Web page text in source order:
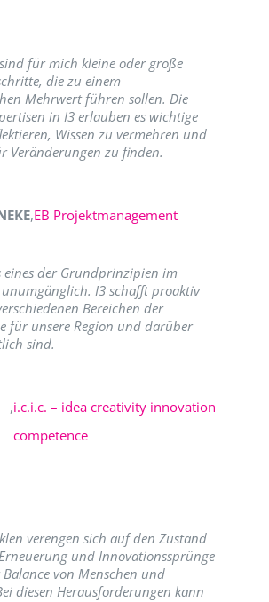
für mich kleine oder große
die zu einem
Mehrwert führen sollen. Die
in I3 erlauben es wichtige
Wissen zu vermehren und
Veränderungen zu finden.
,EB Projektmanagement
eines der Grundprinzipien im
I3 schafft proaktiv
Bereichen der
für unsere Region und darüber
sind.
,i.c.i.c. – idea creativity innovation
competence
verengen sich auf den Zustand
und Innovationssprünge
von Menschen und
diesen Herausforderungen kann